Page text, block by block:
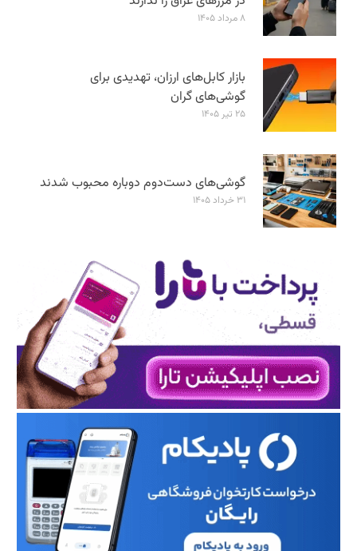
۸ مرداد ۱۴۰۵
بازار کابل‌های ارزان، تهدیدی برای
گوشی‌های گران
۲۵ تیر ۱۴۰۵
گوشی‌های دست‌دوم دوباره محبوب شدند
۳۱ خرداد ۱۴۰۵